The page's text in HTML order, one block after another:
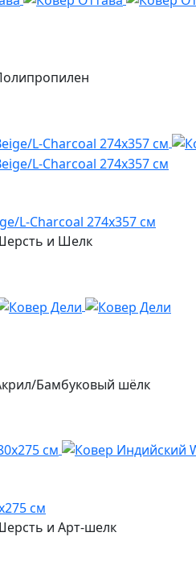
L-Charcoal 274x357 см
и Шелк
Бамбуковый шёлк
см
и Арт-шелк